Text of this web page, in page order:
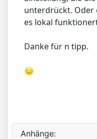
unterdrückt. Oder
es lokal
Danke für n tipp.
Anhänge: